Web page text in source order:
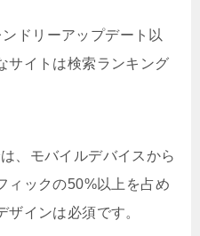
ドリーアップデート以
サイトは検索ランキング
、モバイルデバイスから
ィックの50%以上を占め
インは必須です。